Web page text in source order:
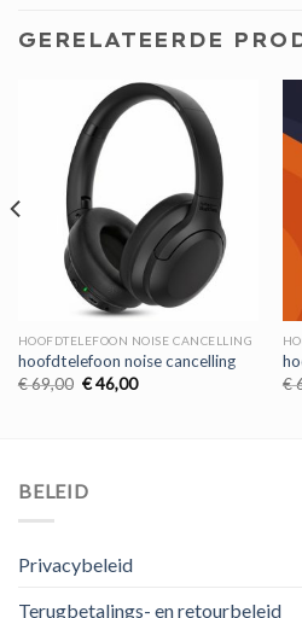
GERELATEERDE
HOOFDTELEFOON NOISE CANCELLING
hoofdtelefoon noise cancelling
€69,00 Oorspronkelijke
€46,00Huidige
€
BELEID
Privacybeleid
Terugbetalings- en retourbeleid